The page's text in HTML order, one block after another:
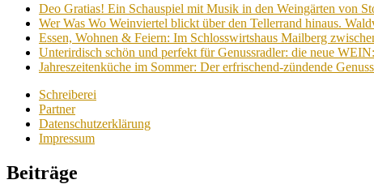
Deo Gratias! Ein Schauspiel mit Musik in den Weingärten von
Wer Was Wo Weinviertel blickt über den Tellerrand hinaus.
Essen, Wohnen & Feiern: Im Schlosswirtshaus Mailberg
Unterirdisch schön und perfekt für Genussradler: die neue
Jahreszeitenküche im Sommer: Der erfrischend-zündende
Schreiberei
Partner
Datenschutzerklärung
Impressum
Beiträge